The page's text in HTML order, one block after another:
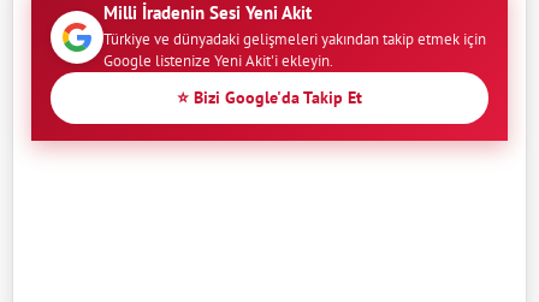
Milli İradenin Sesi Yeni Akit
Türkiye ve dünyadaki gelişmeleri yakından takip etmek için
Google listenize Yeni Akit'i ekleyin.
⭐ Bizi Google'da Takip Et